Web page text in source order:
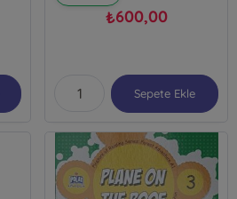
₺600,00
Sepete Ekle